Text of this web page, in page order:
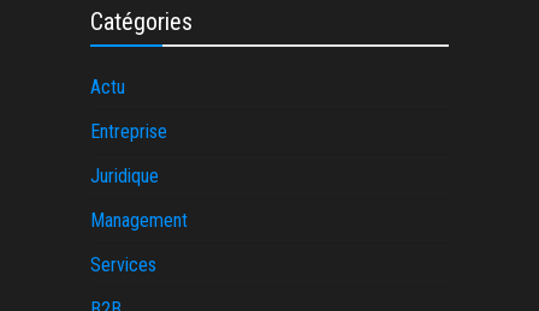
Catégories
Actu
Entreprise
Juridique
Management
Services